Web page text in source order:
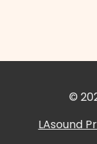
©
LAsound